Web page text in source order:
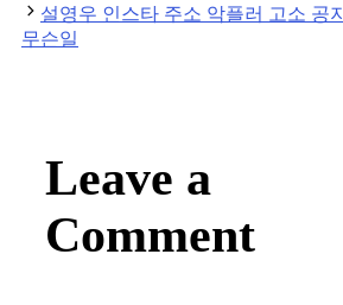
설영우 인스타 주소 악플러 고소 공지
무슨일
Leave a
Comment